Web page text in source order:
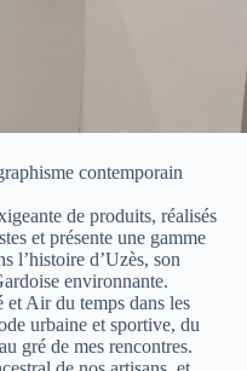
contemporain
de produits, réalisés
et présente une gamme
l’histoire d’Uzès, son
environnante.
Air du temps dans les
urbaine et sportive, du
gré de mes rencontres.